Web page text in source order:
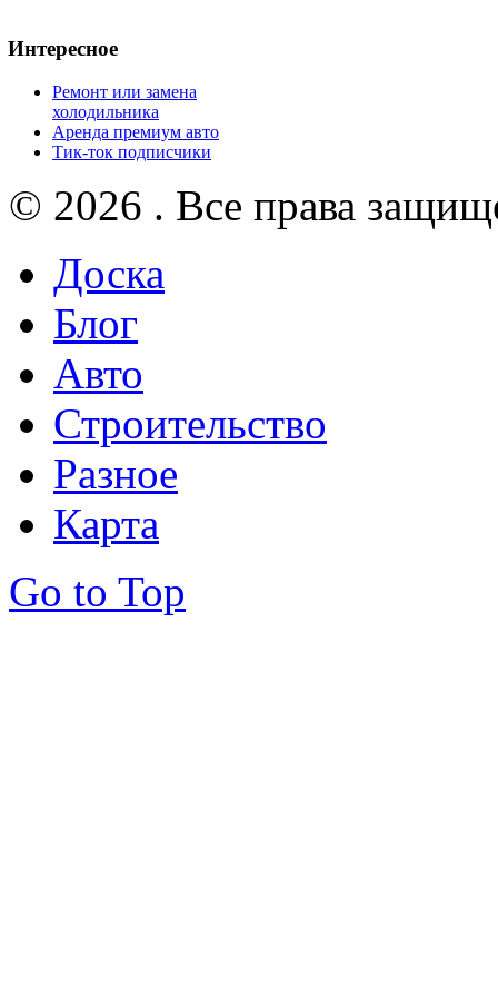
Интересное
Ремонт или замена
холодильника
Аренда премиум авто
Тик-ток подписчики
© 2026 . Все права
Доска
Блог
Авто
Строительство
Разное
Карта
Go to Top